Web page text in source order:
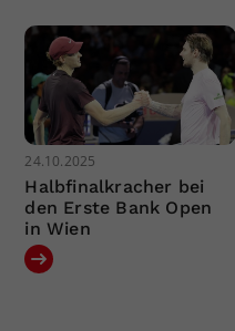
24.10.2025
Halbfinalkracher bei
den Erste Bank Open
in Wien